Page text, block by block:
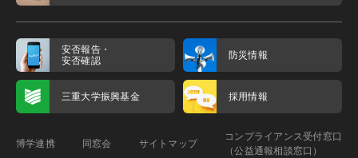
安否報告・
安否確認
防災情報
三重大学振興基金 採用情報
博学連携 同窓会 サイトマップ
コンプライアンス受付窓口
（公益通報相談窓口）